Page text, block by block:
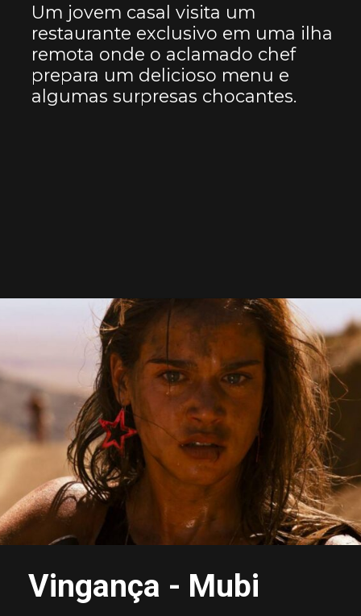
Um jovem casal visita um
restaurante exclusivo em uma ilha
remota onde o aclamado chef
prepara um delicioso menu e
algumas surpresas chocantes.
Vingança - Mubi